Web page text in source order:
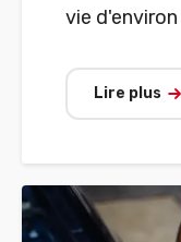
vie
Lire plus